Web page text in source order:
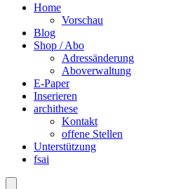
Home
Vorschau
Blog
Shop / Abo
Adressänderung
Aboverwaltung
E-Paper
Inserieren
archithese
Kontakt
offene Stellen
Unterstützung
fsai